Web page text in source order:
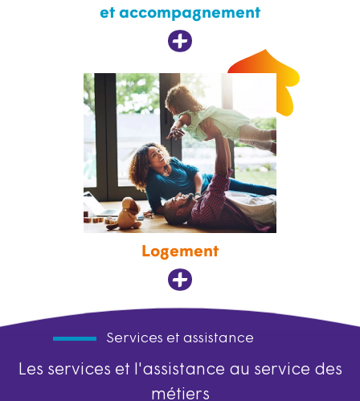
et accompagnement
Logement
Services et assistance
Les services et l'assistance au service des
métiers